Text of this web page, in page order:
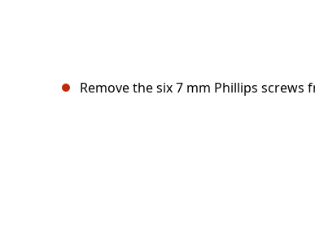
Remove the six 7 mm Phillips screws